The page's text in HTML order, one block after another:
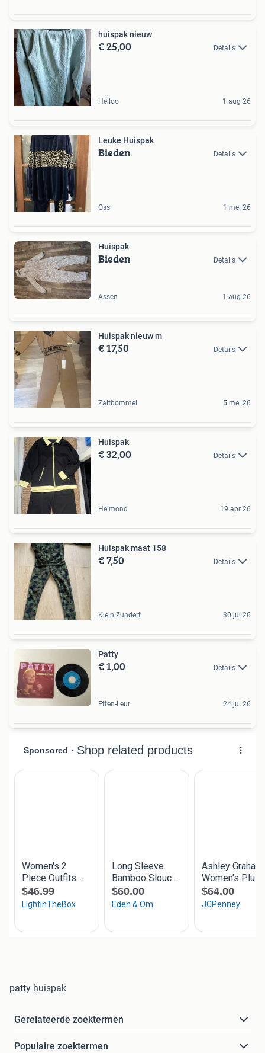
huispak nieuw
€ 25,00 Details
Heiloo 1 aug 26
Leuke Huispak
Bieden Details
Oss 1 mei 26
Huispak
Bieden Details
Assen 1 aug 26
Huispak nieuw m
€ 17,50 Details
Zaltbommel 5 mei 26
Huispak
€ 32,00 Details
Helmond 19 apr 26
Huispak maat 158
€ 7,50 Details
Klein Zundert 30 jul 26
Patty
€ 1,00 Details
Etten-Leur 24 jul 26
patty huispak
Gerelateerde zoektermen
Populaire zoektermen